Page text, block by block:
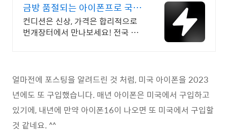
금방 품절되는 아이폰프로 국내
최대 브랜드 중고거래
컨디션은 신상, 가격은 합리적으로
번개장터에서 만나보세요! 전국 각
얼마전에 포스팅을 알려드린 것 처럼, 미국 아이폰을 2023
년에도 또 구입했습니다. 매년 아이폰은 미국에서 구입하고
있기에, 내년에 만약 아이폰16이 나오면 또 미국에서 구입할
것 같네요. ^^